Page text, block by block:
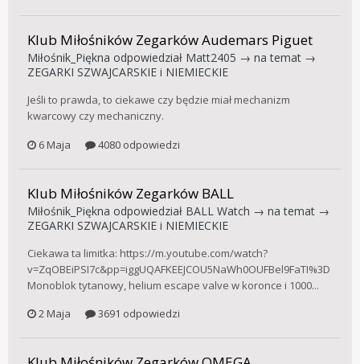
Klub Miłośników Zegarków Audemars Piguet
Miłośnik_Piękna odpowiedział Matt2405 → na temat →
ZEGARKI SZWAJCARSKIE i NIEMIECKIE
Jeśli to prawda, to ciekawe czy będzie miał mechanizm
kwarcowy czy mechaniczny.
6 Maja
4080 odpowiedzi
Klub Miłośników Zegarków BALL
Miłośnik_Piękna odpowiedział BALL Watch → na temat →
ZEGARKI SZWAJCARSKIE i NIEMIECKIE
Ciekawa ta limitka: https://m.youtube.com/watch?
v=ZqOBEiPSI7c&pp=iggUQAFKEEJCOU5NaWh0OUFBel9FaTI%3D
Monoblok tytanowy, helium escape valve w koronce i 1000...
2 Maja
3691 odpowiedzi